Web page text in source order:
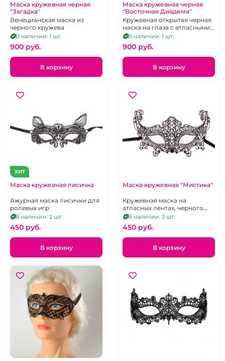
Маска кружевная черная
"Загадка"
Венецианская маска из
черного кружева
В наличии: 1 шт.
900 pуб.
В корзину
Маска кружевная черная
"Восточная Диадема"
Кружевная открытая черная
маска на глаза с атласными
завязочками
В наличии: 1 шт.
900 pуб.
В корзину
ХИТ
Маска кружевная лисичка
Ажурная маска лисички для
ролевых игр
В наличии: 2 шт.
450 pуб.
В корзину
Маска кружевная "Мистика"
Кружевная маска на
атласных лентах, черного
цвета
В наличии: 3 шт.
450 pуб.
В корзину